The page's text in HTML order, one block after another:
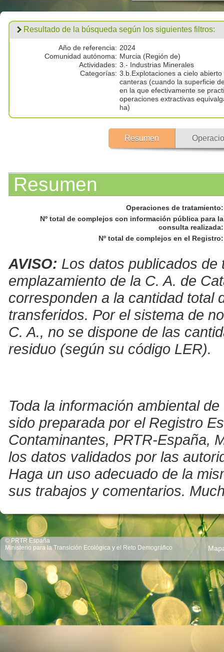
Resultado de la búsqueda según los siguientes filtros:
Año de referencia: 2024
Comunidad autónoma: Murcia (Región de)
Actividades: 3.- Industrias Minerales
Categorías: 3.b.Explotaciones a cielo abierto
canteras (cuando la superficie
en la que efectivamente se
operaciones extractivas
ha)
Resumen
Resumen
Operaciones de tratamiento:
Nº total de complejos con información pública para la
consulta realizada:
Nº total de complejos en el Registro:
AVISO: Los datos publicados
emplazamiento de la C. A. de
corresponden a la cantidad total
transferidos. Por el sistema de
C. A., no se dispone de las
residuo (según su código LER).
Toda la información ambiental
sido preparada por el Registro
Contaminantes, PRTR-España,
los datos validados por las
Haga un uso adecuado de la
sus trabajos y comentarios.
© PRTR España
Ministerio para la Transición Ecológica y el Reto Demográfico